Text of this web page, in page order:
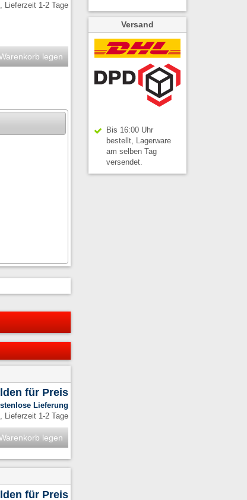
Lieferzeit 1-2 Tage
legen
für Preis
Lieferung
Lieferzeit 1-2 Tage
legen
für Preis
Versand
Bis 16:00 Uhr
bestellt, Lagerware
am selben Tag
versendet.